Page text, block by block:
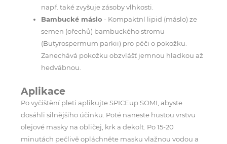
např. také zvyšuje zásoby vlhkosti.
Bambucké máslo - Kompaktní lipid (máslo) ze
semen (ořechů) bambuckého stromu
(Butyrospermum parkii) pro péči o pokožku.
Zanechává pokožku obzvlášť jemnou hladkou až
hedvábnou.
Aplikace
Po vyčištění pleti aplikujte SPICEup SOMI, abyste
dosáhli silnějšího účinku. Poté naneste hustou vrstvu
olejové masky na obličej, krk a dekolt. Po 15-20
minutách pečlivě opláchněte masku vlažnou vodou a